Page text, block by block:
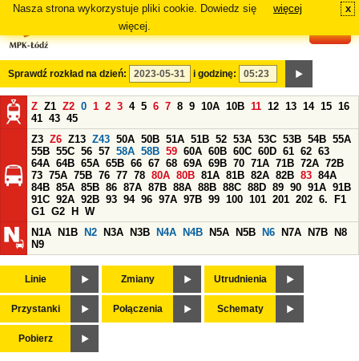
Nasza strona wykorzystuje pliki cookie. Dowiedz się
więcej.
więcej x
Sprawdź rozkład na dzień: i godzinę:
Z Z1 Z2 0 1 2 3 4 5 6 7 8 9 10A 10B 11 12 13 14 15 16
41 43 45
Z3 Z6 Z13 Z43 50A 50B 51A 51B 52 53A 53C 53B 54B 55A
55B 55C 56 57 58A 58B 59 60A 60B 60C 60D 61 62 63
64A 64B 65A 65B 66 67 68 69A 69B 70 71A 71B 72A 72B
73 75A 75B 76 77 78 80A 80B 81A 81B 82A 82B 83 84A
84B 85A 85B 86 87A 87B 88A 88B 88C 88D 89 90 91A 91B
91C 92A 92B 93 94 96 97A 97B 99 100 101 201 202 6.
F1
G1 G2 H
W
N1A
N1B N2 N3A N3B N4A N4B N5A N5B N6 N7A N7B
N8
N9
Linie Zmiany Utrudnienia
Przystanki Połączenia Schematy
Pobierz